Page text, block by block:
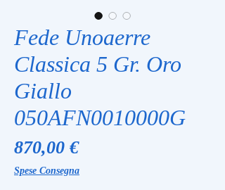
Fede Unoaerre
Classica 5 Gr. Oro
Giallo
050AFN0010000G
870,00 €Prezzo
Spese Consegna